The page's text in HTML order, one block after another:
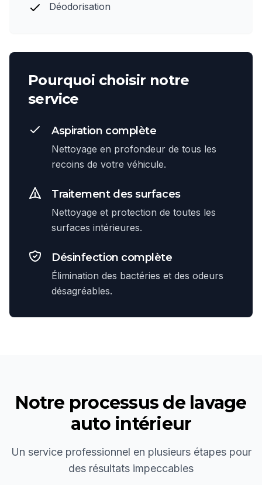
Déodorisation
Pourquoi choisir notre
service
Aspiration complète
Nettoyage en profondeur de tous les
recoins de votre véhicule.
Traitement des surfaces
Nettoyage et protection de toutes les
surfaces intérieures.
Désinfection complète
Élimination des bactéries et des odeurs
désagréables.
Notre processus de lavage
auto intérieur
Un service professionnel en plusieurs étapes pour
des résultats impeccables